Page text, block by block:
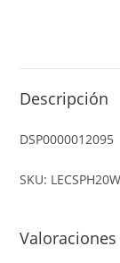
Descripción
DSP0000012095
SKU:
Valoraciones